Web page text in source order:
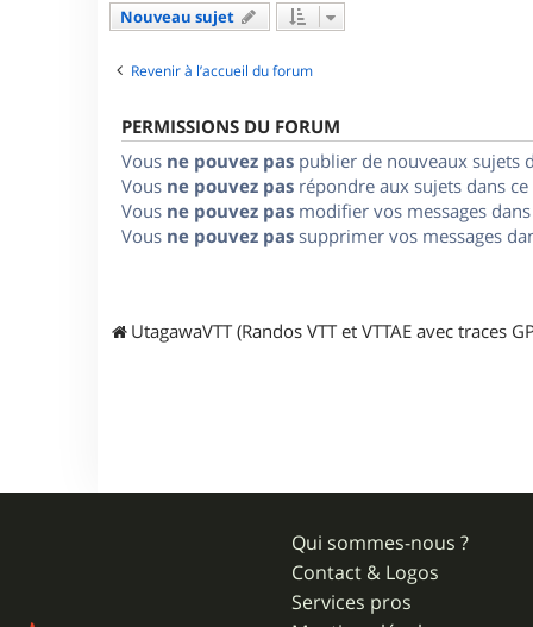
Nouveau sujet
Revenir à l’accueil du forum
PERMISSIONS DU FORUM
Vous ne pouvez pas publier de nouveaux sujets
Vous ne pouvez pas répondre aux sujets dans
Vous ne pouvez pas modifier vos messages
Vous ne pouvez pas supprimer vos messages
UtagawaVTT (Randos VTT et VTTAE avec traces
Qui sommes-nous ?
Contact & Logos
Services pros